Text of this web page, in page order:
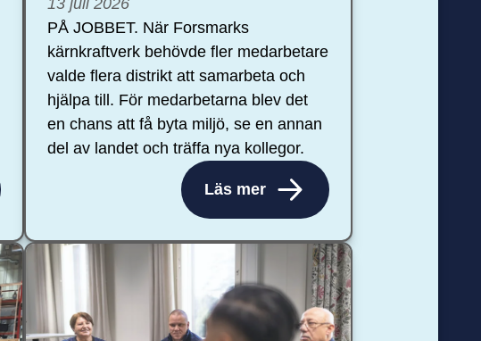
13 juli 2026
PÅ JOBBET. När Forsmarks
kärnkraftverk behövde fler medarbetare
valde flera distrikt att samarbeta och
hjälpa till. För medarbetarna blev det
en chans att få byta miljö, se en annan
del av landet och träffa nya kollegor.
Läs mer